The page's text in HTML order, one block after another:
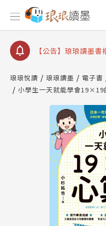
【公告】因
停部分閱讀服務
【公告】琅琅讀墨數
【公告】琅琅讀墨
請圖文教學
【公告】琅琅書店服
查詢
【公告】因
停部分閱讀服務
琅琅悅讀 琅琅讀墨 電子書
小學生一天就能學會19×19